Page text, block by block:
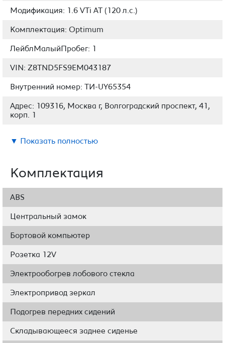
Модификация: 1.6 VTi AT (120 л.с.)
Комплектация: Optimum
ЛейблМалыйПробег: 1
VIN: Z8TND5FS9EM043187
Внутренний номер: ТИ-UY65354
Адрес: 109316, Москва г, Волгоградский проспект, 41,
корп. 1
▼ Показать полностью
Комплектация
ABS
Центральный замок
Бортовой компьютер
Розетка 12V
Электрообогрев лобового стекла
Электропривод зеркал
Подогрев передних сидений
Складывающееся заднее сиденье